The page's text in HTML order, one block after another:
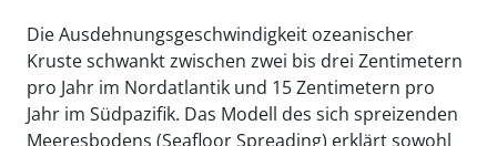
Die Ausdehnungsgeschwindigkeit ozeanischer
Kruste schwankt zwischen zwei bis drei Zentimetern
pro Jahr im Nordatlantik und 15 Zentimetern pro
Jahr im Südpazifik. Das Modell des sich spreizenden
Meeresbodens (Seafloor Spreading) erklärt sowohl